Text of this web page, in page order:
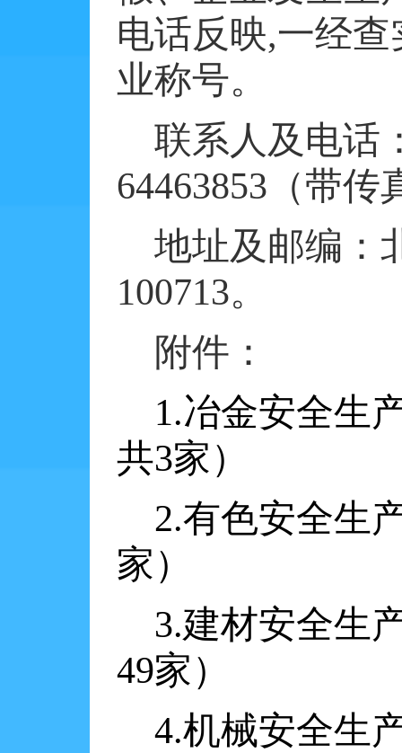
电话反映,一经查
业称号。
联系人及电话
64463853 （带传
地址及邮编：
100713。
附件：
1.冶金安全生
共3家）
2.有色安全生
家）
3.建材安全生
49家）
4.机械安全生